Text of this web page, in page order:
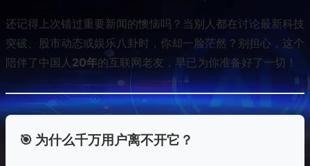
还记得上次错过重要新闻的懊恼吗？当别人都在讨论最新科技
突破、股市动态或娱乐八卦时，你却一脸茫然？别担心，这个
陪伴了中国人 20年的互联网老友，早已为你准备好了一切！
🎯 为什么千万用户离不开它？